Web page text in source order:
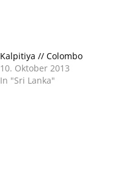
Kalpitiya // Colombo
10. Oktober 2013
In "Sri Lanka"